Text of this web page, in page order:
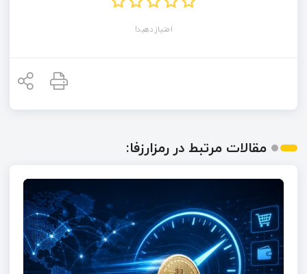
امتیاز دهید!
مقالات مرتبط در رمزارزفا: